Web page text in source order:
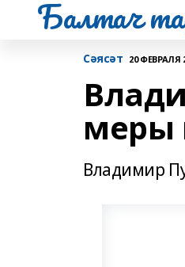
Балтач
Сәясәт 20 ФЕВРАЛЯ
меры
Владимир